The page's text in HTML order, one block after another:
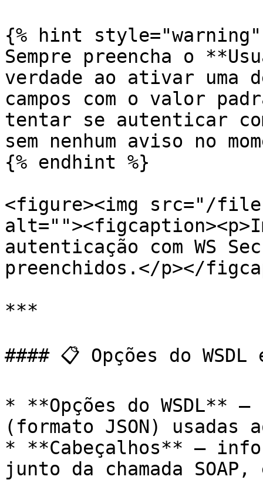
{% hint style="warning"
Sempre preencha o
verdade ao ativar uma
campos com o valor
tentar se autenticar
sem nenhum aviso no
{% endhint %}
<figure><img src="/
autenticação com WS
preenchidos.</p></
***
#### 📋 Opções do WSDL
* **Opções do WSDL**
(formato JSON) usadas
* **Cabeçalhos** —
junto da chamada SOAP,